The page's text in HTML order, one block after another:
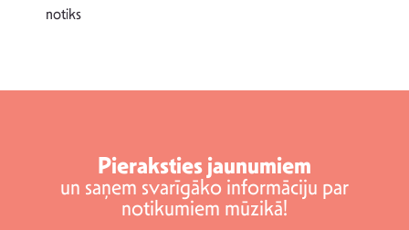
notiks
Pieraksties jaunumiem
un saņem svarīgāko informāciju par
notikumiem mūzikā!